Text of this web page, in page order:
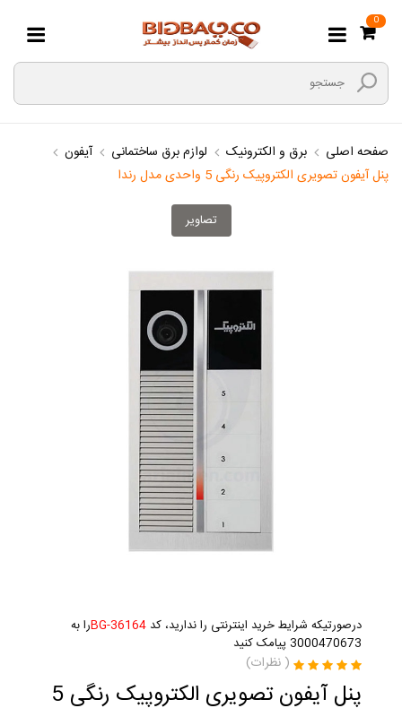
0
صفحه اصلی برق و الکترونیک لوازم برق ساختمانی
آیفون
پنل آیفون تصویری الکتروپیک رنگی 5 واحدی مدل رندا
تصاویر
درصورتیکه شرایط خرید اینترنتی را ندارید، کد BG-36164را به
3000470673 پیامک کنید
( نظرات)
پنل آیفون تصویری الکتروپیک رنگی 5